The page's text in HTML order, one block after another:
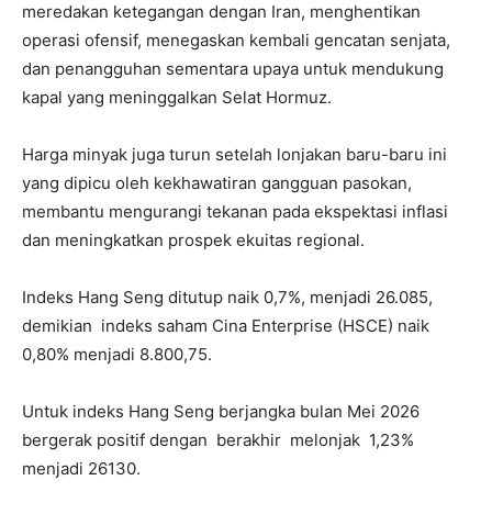
meredakan ketegangan dengan Iran, menghentikan
operasi ofensif, menegaskan kembali gencatan senjata,
dan penangguhan sementara upaya untuk mendukung
kapal yang meninggalkan Selat Hormuz.
Harga minyak juga turun setelah lonjakan baru-baru ini
yang dipicu oleh kekhawatiran gangguan pasokan,
membantu mengurangi tekanan pada ekspektasi inflasi
dan meningkatkan prospek ekuitas regional.
Indeks Hang Seng ditutup naik 0,7%, menjadi 26.085,
demikian indeks saham Cina Enterprise (HSCE) naik
0,80% menjadi 8.800,75.
Untuk indeks Hang Seng berjangka bulan Mei 2026
bergerak positif dengan berakhir melonjak 1,23%
menjadi 26130.